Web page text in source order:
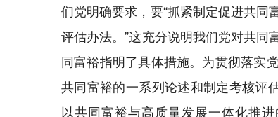
们党明确要求，要“抓紧制定促进共
评估办法。”这充分说明我们党对共
同富裕指明了具体措施。为贯彻落实
共同富裕的一系列论述和制定考核评
以共同富裕与高质量发展一体化推